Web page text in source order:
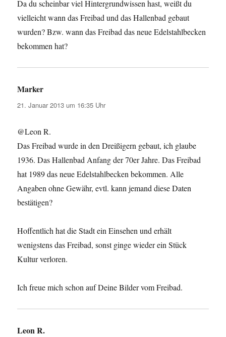
Da du scheinbar viel Hintergrundwissen hast, weißt du
vielleicht wann das Freibad und das Hallenbad gebaut
wurden? Bzw. wann das Freibad das neue Edelstahlbecken
bekommen hat?
Marker
21. Januar 2013 um 16:35 Uhr
@Leon R.
Das Freibad wurde in den Dreißigern gebaut, ich glaube
1936. Das Hallenbad Anfang der 70er Jahre. Das Freibad
hat 1989 das neue Edelstahlbecken bekommen. Alle
Angaben ohne Gewähr, evtl. kann jemand diese Daten
bestätigen?
Hoffentlich hat die Stadt ein Einsehen und erhält
wenigstens das Freibad, sonst ginge wieder ein Stück
Kultur verloren.
Ich freue mich schon auf Deine Bilder vom Freibad.
Leon R.